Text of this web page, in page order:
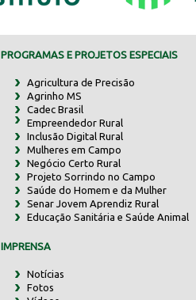
PROGRAMAS E PROJETOS ESPECIAIS
Agricultura de Precisão
Agrinho MS
Cadec Brasil
Empreendedor Rural
Inclusão Digital Rural
Mulheres em Campo
Negócio Certo Rural
Projeto Sorrindo no Campo
Saúde do Homem e da Mulher
Senar Jovem Aprendiz Rural
Educação Sanitária e Saúde Animal
IMPRENSA
Notícias
Fotos